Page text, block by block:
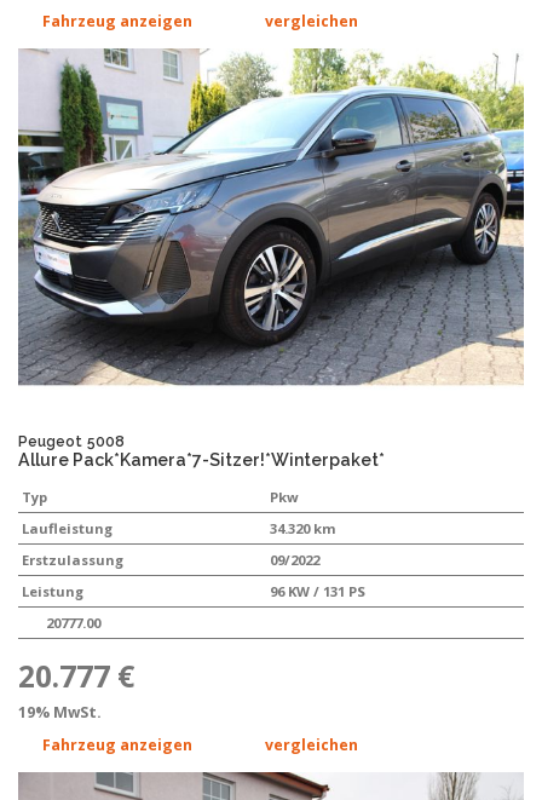
Fahrzeug anzeigen
vergleichen
Peugeot 5008
Allure Pack*Kamera*7-Sitzer!*Winterpaket*
Typ
Pkw
Laufleistung
34.320 km
Erstzulassung
09/2022
Leistung
96 KW / 131 PS
20777.00
20.777 €
19% MwSt.
Fahrzeug anzeigen
vergleichen